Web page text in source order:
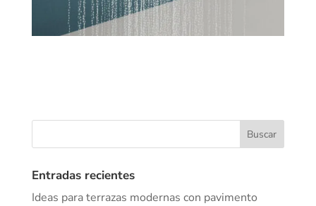
Entradas recientes
Ideas para terrazas modernas con pavimento